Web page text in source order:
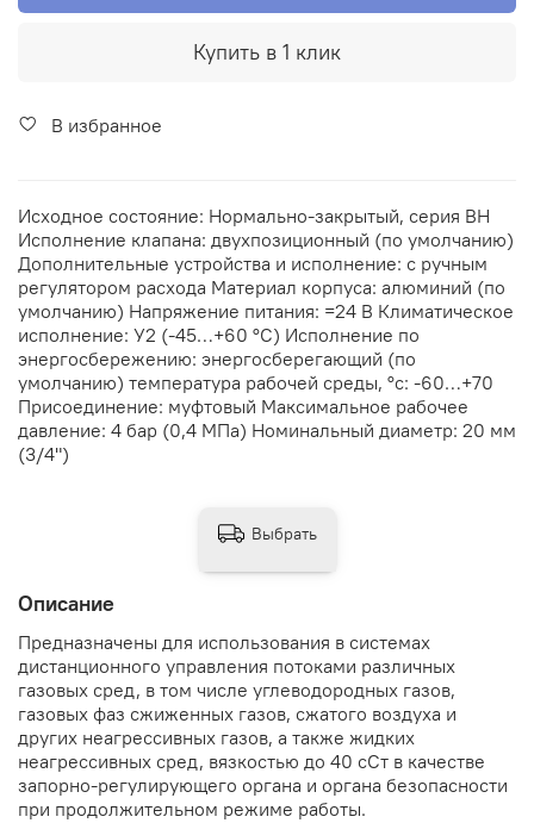
Купить в 1 клик
В избранное
Исходное состояние: Нормально-закрытый, серия ВН
Исполнение клапана: двухпозиционный (по умолчанию)
Дополнительные устройства и исполнение: с ручным
регулятором расхода Материал корпуса: алюминий (по
умолчанию) Напряжение питания: =24 В Климатическое
исполнение: У2 (-45…+60 °С) Исполнение по
энергосбережению: энергосберегающий (по
умолчанию) температура рабочей среды, °с: -60…+70
Присоединение: муфтовый Максимальное рабочее
давление: 4 бар (0,4 МПа) Номинальный диаметр: 20 мм
(3/4")
Описание
Предназначены для использования в системах
дистанционного управления потоками различных
газовых сред, в том числе углеводородных газов,
газовых фаз сжиженных газов, сжатого воздуха и
других неагрессивных газов, а также жидких
неагрессивных сред, вязкостью до 40 сСт в качестве
запорно-регулирующего органа и органа безопасности
при продолжительном режиме работы.
Выбрать